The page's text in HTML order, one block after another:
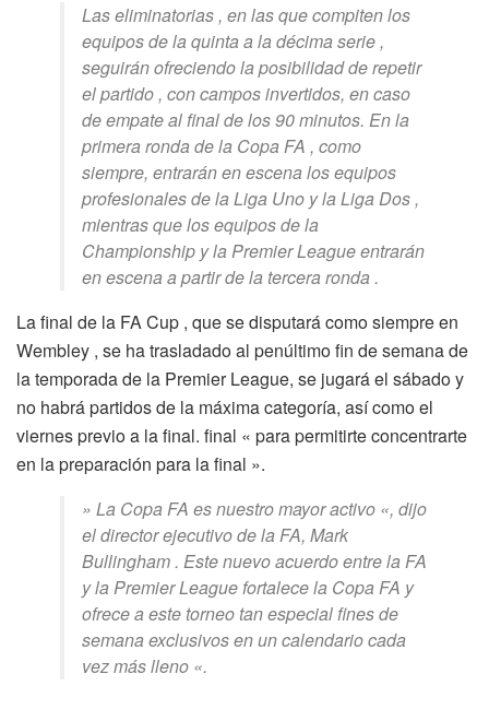
Las eliminatorias , en las que compiten los
equipos de la quinta a la décima serie ,
seguirán ofreciendo la posibilidad de repetir
el partido , con campos invertidos, en caso
de empate al final de los 90 minutos. En la
primera ronda de la Copa FA , como
siempre, entrarán en escena los equipos
profesionales de la Liga Uno y la Liga Dos ,
mientras que los equipos de la
Championship y la Premier League entrarán
en escena a partir de la tercera ronda .
La final de la FA Cup , que se disputará como siempre en
Wembley , se ha trasladado al penúltimo fin de semana de
la temporada de la Premier League, se jugará el sábado y
no habrá partidos de la máxima categoría, así como el
viernes previo a la final. final « para permitirte concentrarte
en la preparación para la final ».
» La Copa FA es nuestro mayor activo «, dijo
el director ejecutivo de la FA, Mark
Bullingham . Este nuevo acuerdo entre la FA
y la Premier League fortalece la Copa FA y
ofrece a este torneo tan especial fines de
semana exclusivos en un calendario cada
vez más lleno «.